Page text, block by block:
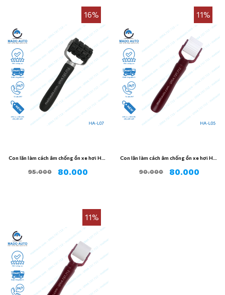
16%
Con lăn làm cách âm chống ồn xe hơi HA-
95.000 80.000
11%
Con lăn làm cách âm chống ồn xe hơi HA-
90.000 80.000
11%